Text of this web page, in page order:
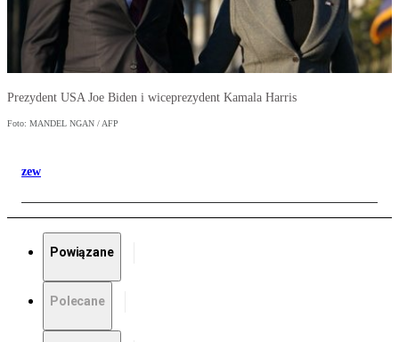
Prezydent USA Joe Biden i wiceprezydent Kamala Harris
Foto: MANDEL NGAN / AFP
zew
Powiązane
Polecane